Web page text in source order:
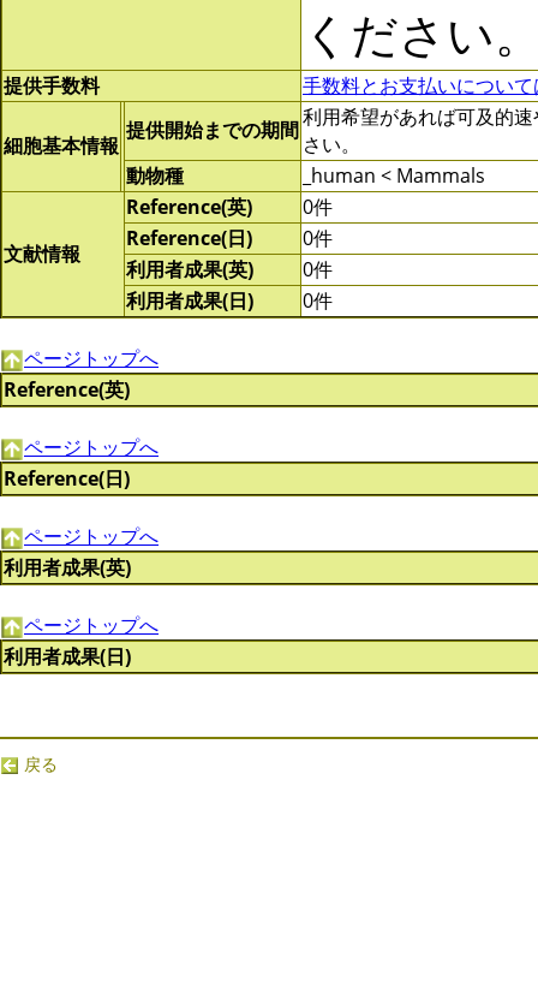
ください
提供手数料 手数料とお支払いについ
細胞基本情報
提供開始までの期間利用希望があれば可及的
さい。
動物種
_human < Mammals
文献情報
Reference(英)
0件
Reference(日)
0件
利用者成果(英)
0件
利用者成果(日)
0件
ページトップへ
Reference(英)
ページトップへ
Reference(日)
ページトップへ
利用者成果(英)
ページトップへ
利用者成果(日)
戻る